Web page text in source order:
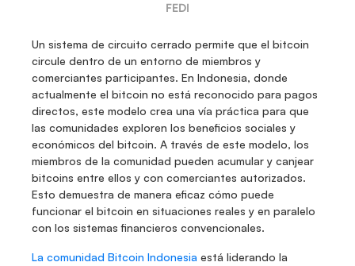
FEDI
Un sistema de circuito cerrado permite que el bitcoin
circule dentro de un entorno de miembros y
comerciantes participantes. En Indonesia, donde
actualmente el bitcoin no está reconocido para pagos
directos, este modelo crea una vía práctica para que
las comunidades exploren los beneficios sociales y
económicos del bitcoin. A través de este modelo, los
miembros de la comunidad pueden acumular y canjear
bitcoins entre ellos y con comerciantes autorizados.
Esto demuestra de manera eficaz cómo puede
funcionar el bitcoin en situaciones reales y en paralelo
con los sistemas financieros convencionales.
La comunidad Bitcoin Indonesia está liderando la